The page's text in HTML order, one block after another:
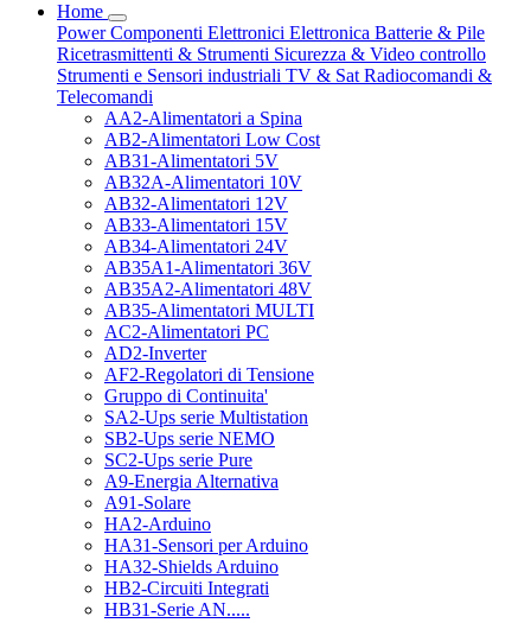
Home
PowerComponenti Elettronici Elettronica Batterie & Pile
Ricetrasmittenti & Strumenti Sicurezza & Video controllo
Strumenti e Sensori industriali TV & Sat Radiocomandi &
Telecomandi
AA2-Alimentatori a Spina
AB2-Alimentatori Low Cost
AB31-Alimentatori 5V
AB32A-Alimentatori 10V
AB32-Alimentatori 12V
AB33-Alimentatori 15V
AB34-Alimentatori 24V
AB35A1-Alimentatori 36V
AB35A2-Alimentatori 48V
AB35-Alimentatori MULTI
AC2-Alimentatori PC
AD2-Inverter
AF2-Regolatori di Tensione
Gruppo di Continuita'
SA2-Ups serie Multistation
SB2-Ups serie NEMO
SC2-Ups serie Pure
A9-Energia Alternativa
A91-Solare
HA2-Arduino
HA31-Sensori per Arduino
HA32-Shields Arduino
HB2-Circuiti Integrati
HB31-Serie AN.....